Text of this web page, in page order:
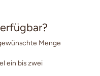
Menge
ein bis zwei